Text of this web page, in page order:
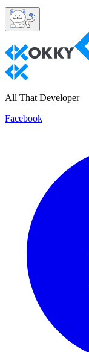
All That Developer
Facebook